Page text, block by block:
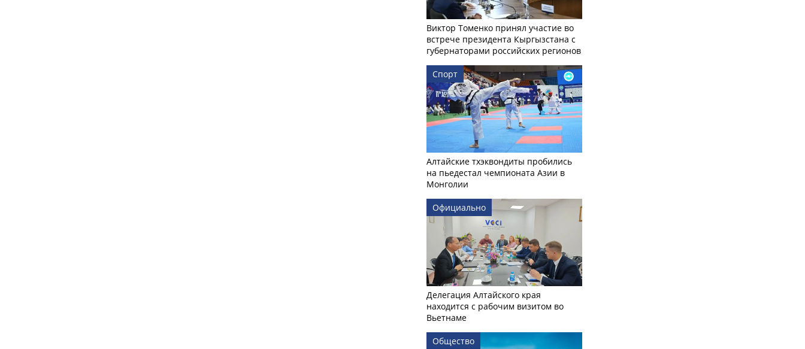
Виктор Томенко принял участие во
встрече президента Кыргызстана с
губернаторами российских регионов
Спорт
Алтайские тхэквондиты пробились
на пьедестал чемпионата Азии в
Монголии
Официально
Делегация Алтайского края
находится с рабочим визитом во
Вьетнаме
Общество